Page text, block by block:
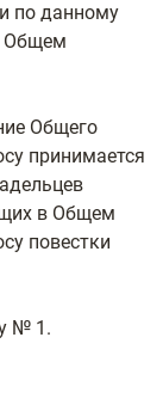
по данному
Общем
Общего
принимается
в Общем
повестки
№ 1.